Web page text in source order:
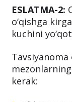
ESLATMA-2:
o‘qishga
kuchini
kerak: